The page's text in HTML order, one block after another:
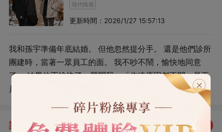
現代情感
更新時間：2026/1/27 15:57:13
我和孫宇準備年底結婚。 但他忽然提分手。 還是他們診所
團建時，當著一眾員工的面。 我不吵不鬧，愉快地同意
了。 結果他不愉快了，質問我：「你連原因都不問，是不
是早就想和我分手了？」 我說：「對不起啊，我實在沒辦
法忍受你每次只有三分鐘。」
評分：5.0 點我評分